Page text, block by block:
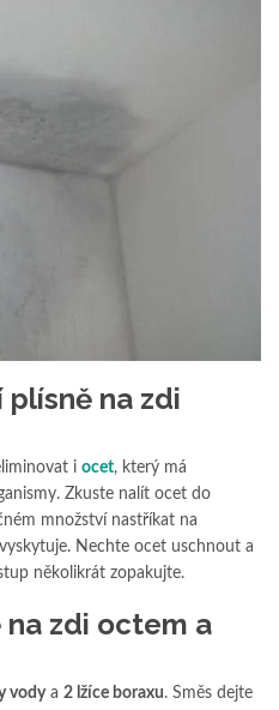
na zdi
i ocet, který má
Zkuste nalít ocet do
množství nastříkat na
Nechte ocet uschnout a
několikrát zopakujte.
na zdi octem a
vodya 2 lžíce boraxu. Směs dejte